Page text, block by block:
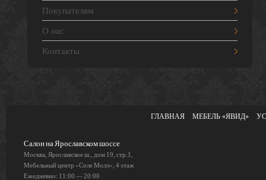
Покупателям
О нас
Контакты
ГЛАВНАЯ МЕБЕЛЬ «ЯВИД»
Салон на Ярославском шоссе
Москва, Ярославское ш., дом 19, стр.1,
Мебельный центр «Соле Молл», 4 этаж
Ежедневно: 11:00 — 20:00